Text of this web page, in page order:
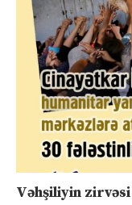
Vəhşiliyin zirvəsi